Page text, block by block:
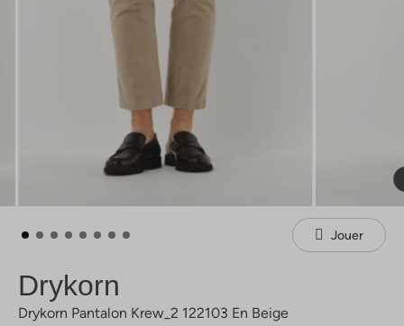
Jouer
Drykorn
Drykorn Pantalon Krew_2 122103 En Beige